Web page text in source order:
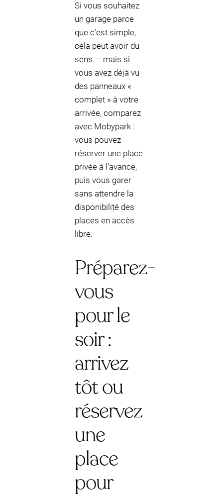
Si vous souhaitez
un garage parce
que c’est simple,
cela peut avoir du
sens — mais si
vous avez déjà vu
des panneaux «
complet » à votre
arrivée, comparez
avec Mobypark :
vous pouvez
réserver une place
privée à l’avance,
puis vous garer
sans attendre la
disponibilité des
places en accès
libre.
Préparez-
vous
pour le
soir :
arrivez
tôt ou
réservez
une
place
pour